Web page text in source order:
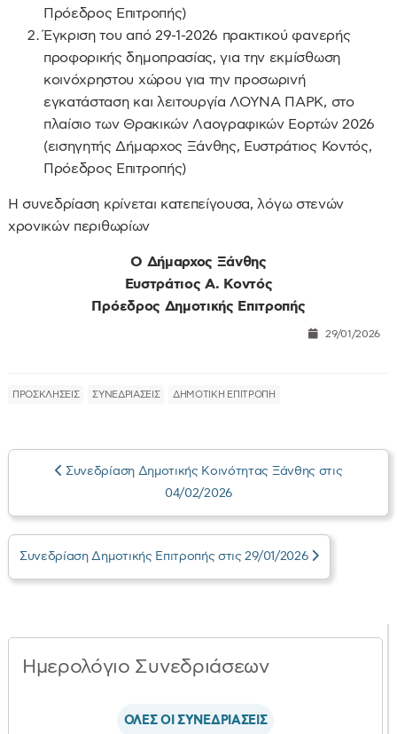
Πρόεδρος Επιτροπής)
Έγκριση του από 29-1-2026 πρακτικού φανερής
προφορικής δημοπρασίας, για την εκμίσθωση
κοινόχρηστου χώρου για την προσωρινή
εγκατάσταση και λειτουργία ΛΟΥΝΑ ΠΑΡΚ, στο
πλαίσιο των Θρακικών Λαογραφικών Εορτών 2026
(εισηγητής Δήμαρχος Ξάνθης, Ευστράτιος Κοντός,
Πρόεδρος Επιτροπής)
Η συνεδρίαση κρίνεται κατεπείγουσα, λόγω στενών
χρονικών περιθωρίων
Ο Δήμαρχος Ξάνθης
Ευστράτιος Α. Κοντός
Πρόεδρος Δημοτικής Επιτροπής
29/01/2026
ΠΡΟΣΚΛΗΣΕΙΣ ΣΥΝΕΔΡΙΑΣΕΙΣ ΔΗΜΟΤΙΚΗ ΕΠΙΤΡΟΠΗ
Συνεδρίαση Δημοτικής Κοινότητας Ξάνθης στις
04/02/2026
Συνεδρίαση Δημοτικής Επιτροπής στις 29/01/2026
Ημερολόγιο Συνεδριάσεων
ΟΛΕΣ ΟΙ ΣΥΝΕΔΡΙΑΣΕΙΣ